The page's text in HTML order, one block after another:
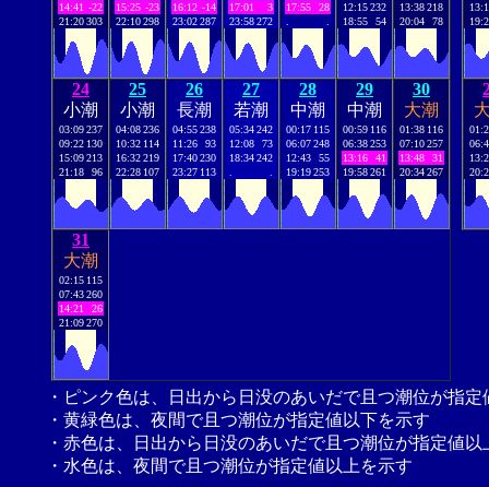
14:41 -22
21:20303
15:25 -23
22:10298
16:12 -14
23:02287
17:01
3
23:58272
17:55
28
12:15232
18:55
54
13:38218
20:04
78
24
小潮
03:09237
09:22 130
15:09213
21:18
96
25
小潮
04:08236
10:32 114
16:32219
22:28 107
26
長潮
04:55238
11:26
93
17:40230
23:27 113
27
若潮
05:34242
12:08
73
18:34242
28
中潮
00:17 115
06:07248
12:43
55
19:19253
29
中潮
00:59 116
06:38253
13:16
41
19:58261
30
大潮
01:38 116
07:10257
13:48
31
20:34267
31
大潮
02:15 115
07:43260
14:21
26
21:09270
・ピンク色は、日出から日没のあいだで且つ潮位が指
・黄緑色は、夜間で且つ潮位が指定値以下を示す
・赤色は、日出から日没のあいだで且つ潮位が指定値以
・水色は、夜間で且つ潮位が指定値以上を示す